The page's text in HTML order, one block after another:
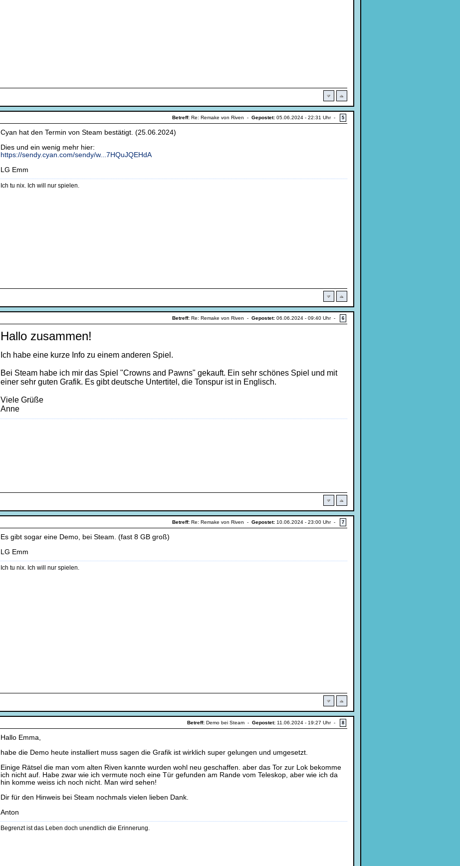
Betreff: Re: Remake von Riven - Gepostet: 05.06.2024 - 22:31 Uhr - 5
Cyan hat den Termin von Steam bestätigt. (25.06.2024)
Dies und ein wenig mehr hier:
https://sendy.cyan.com/sendy/w...7HQuJQEHdA
LG Emm
Ich tu nix. Ich will nur spielen.
Betreff: Re: Remake von Riven - Gepostet: 06.06.2024 - 09:40 Uhr - 6
Hallo zusammen!
Ich habe eine kurze Info zu einem anderen Spiel.
Bei Steam habe ich mir das Spiel "Crowns and Pawns" gekauft. Ein sehr schönes Spiel und mit
einer sehr guten Grafik. Es gibt deutsche Untertitel, die Tonspur ist in Englisch.
Viele Grüße
Anne
Betreff: Re: Remake von Riven - Gepostet: 10.06.2024 - 23:00 Uhr - 7
Es gibt sogar eine Demo, bei Steam. (fast 8 GB groß)
LG Emm
Ich tu nix. Ich will nur spielen.
Betreff: Demo bei Steam - Gepostet: 11.06.2024 - 19:27 Uhr - 8
Hallo Emma,
habe die Demo heute installiert muss sagen die Grafik ist wirklich super gelungen und umgesetzt.
Einige Rätsel die man vom alten Riven kannte wurden wohl neu geschaffen. aber das Tor zur Lok bekomme
ich nicht auf. Habe zwar wie ich vermute noch eine Tür gefunden am Rande vom Teleskop, aber wie ich da
hin komme weiss ich noch nicht. Man wird sehen!
Dir für den Hinweis bei Steam nochmals vielen lieben Dank.
Anton
Begrenzt ist das Leben doch unendlich die Erinnerung.